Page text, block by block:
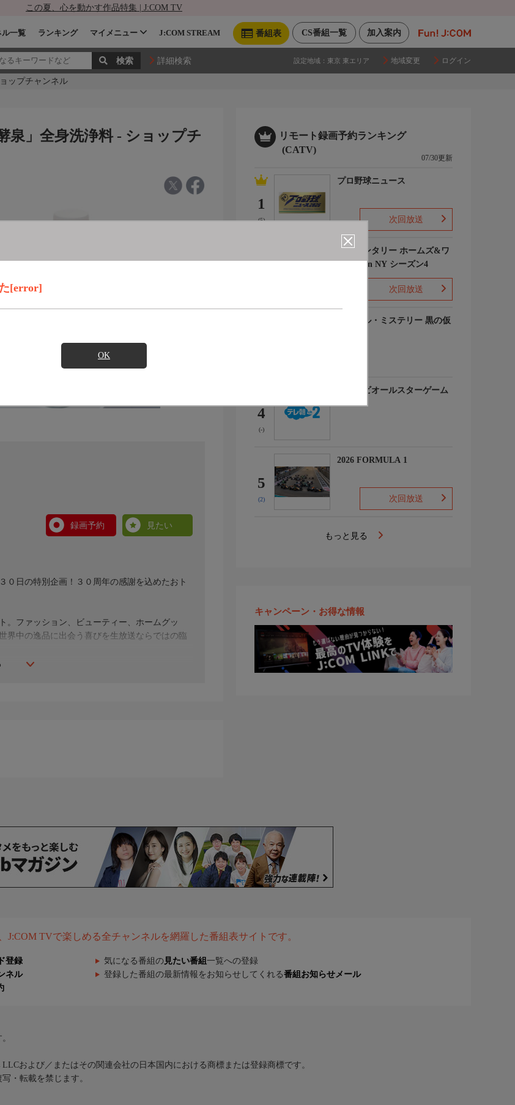
この夏、心を動かす作品特集 | J:COM TV
加入案内
CS番組一覧
番組表
ル一覧 ランキング マイメニュー J:COM STREAM
詳細検索 設定地域： 東京 東エリア 地域変更 ログイン
ップチャンネル
[error]
OK
泉」全身洗浄料 - ショップチ
録画予約
見たい
０日の特別企画！３０周年の感謝を込めたおト
。ファッション、ビューティー、ホームグッ
界中の逸品に出会う喜びを生放送ならではの臨
リモート録画予約ランキング
(CATV)
07/30更新
1
(5)
プロ野球ニュース
次回放送
エレメンタリー ホームズ&ワ
トソン in NY シーズン4
次回放送
ルーヴル・ミステリー 黒の仮
4
(-)
マイナビオールスターゲーム
2026
5
(2)
2026 FORMULA 1
次回放送
もっと見る
キャンペーン・お得な情報
J:COM TVで楽しめる全チャンネルを網羅した番組表サイトです。
登録 気になる番組の 見たい番組 一覧への登録
ネル 登録した番組の最新情報をお知らせしてくれる番組お知らせメール
および／またはその関連会社の日本国内における商標または登録商標です。
・転載を禁じます。